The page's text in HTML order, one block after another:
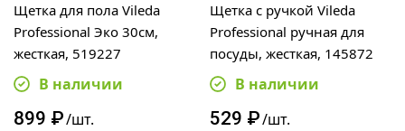
Щетка для пола Vileda
Professional Эко 30см,
жесткая, 519227
В наличии
899 ₽/шт.
Щетка с ручкой Vileda
Professional ручная для
посуды, жесткая, 145872
В наличии
529 ₽/шт.